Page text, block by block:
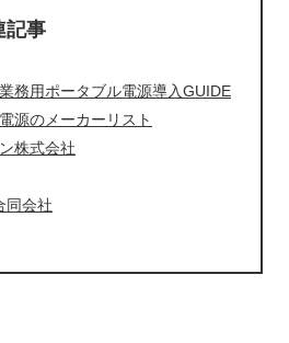
記事
務用ポータブル電源導入GUIDE
源のメーカーリスト
株式会社
同会社